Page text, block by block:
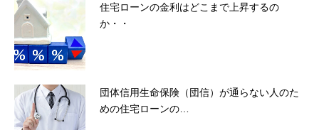
住宅ローンの金利はどこまで上昇するの
か・・
団体信用生命保険（団信）が通らない人のた
めの住宅ローンの…